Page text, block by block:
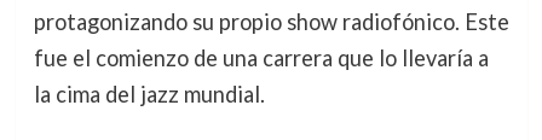
protagonizando su propio show radiofónico. Este
fue el comienzo de una carrera que lo llevaría a
la cima del jazz mundial.